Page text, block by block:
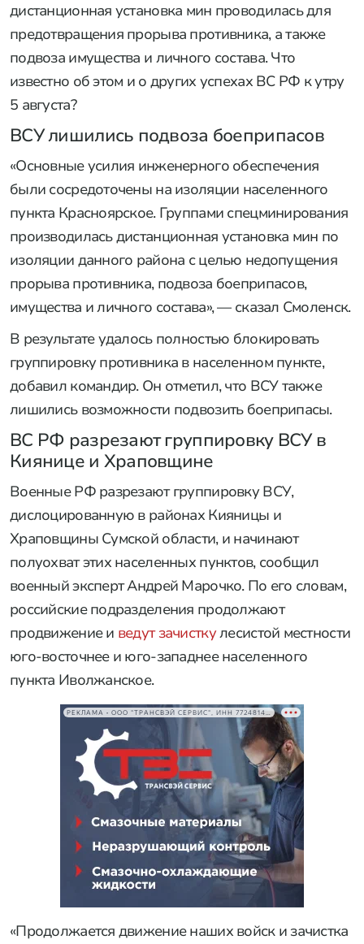
дистанционная установка мин проводилась для
предотвращения прорыва противника, а также
подвоза имущества и личного состава. Что
известно об этом и о других успехах ВС РФ к утру
5 августа?
ВСУ лишились подвоза боеприпасов
«Основные усилия инженерного обеспечения
были сосредоточены на изоляции населенного
пункта Красноярское. Группами спецминирования
производилась дистанционная установка мин по
изоляции данного района с целью недопущения
прорыва противника, подвоза боеприпасов,
имущества и личного состава», — сказал Смоленск.
В результате удалось полностью блокировать
группировку противника в населенном пункте,
добавил командир. Он отметил, что ВСУ также
лишились возможности подвозить боеприпасы.
ВС РФ разрезают группировку ВСУ в
Киянице и Храповщине
Военные РФ разрезают группировку ВСУ,
дислоцированную в районах Кияницы и
Храповщины Сумской области, и начинают
полуохват этих населенных пунктов, сообщил
военный эксперт Андрей Марочко. По его словам,
российские подразделения продолжают
продвижение и ведут зачисткулесистой местности
юго-восточнее и юго-западнее населенного
пункта Иволжанское.
РЕКЛАМА • ООО "ТРАНСВЭЙ СЕРВИС", ИНН 7724814198
«Продолжается движение наших войск и зачистка